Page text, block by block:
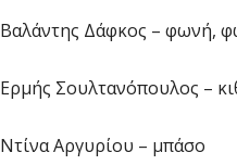
Βαλάντης Δάφκος – φωνή,
Ερμής Σουλτανόπουλος –
Ντίνα Αργυρίου – μπάσο